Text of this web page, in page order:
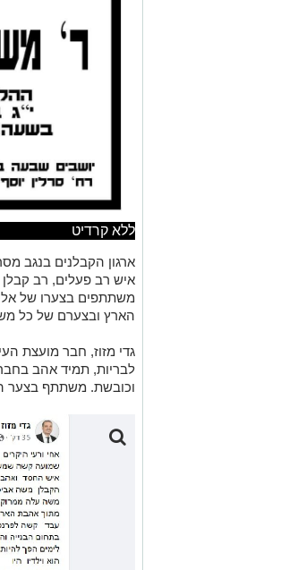
ללא קרדיט
ארגון הקבלנים בנגב
איש רב פעלים, רב קבלן
משתתפים בצערו של אלי
הארץ ובצערם של כל
גדי מזוז, חבר מועצת
לבריות, תמיד אהב
וכובשת. משתתף בצער